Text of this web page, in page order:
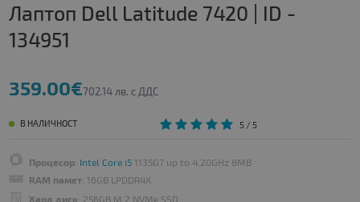
Лаптоп Dell Latitude 7420 | ID -
134951
359.00€702.14 лв. с ДДС
В НАЛИЧНОСТ 5/ 5
Процесор: Intel Core i51135G7 up to 4.20GHz 8MB
RAM памет: 16GB LPDDR4X
Хард диск: 256GB M.2 NVMe SSD